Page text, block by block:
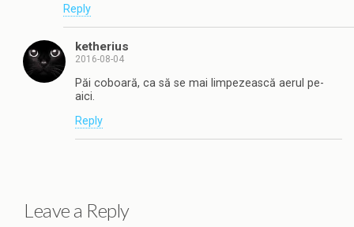
Reply
ketherius
2016-08-04
Păi coboară, ca să se mai limpezească aerul pe-
aici.
Reply
Leave a Reply